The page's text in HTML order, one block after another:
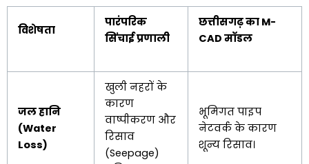
विशेषता
पारंपरिक
सिंचाई प्रणाली
छत्तीसगढ़ का M-
CAD मॉडल
जल हानि
(Water
Loss)
खुली नहरों के
कारण
वाष्पीकरण और
रिसाव
(Seepage)
भूमिगत पाइप
नेटवर्क के कारण
शून्य रिसाव।